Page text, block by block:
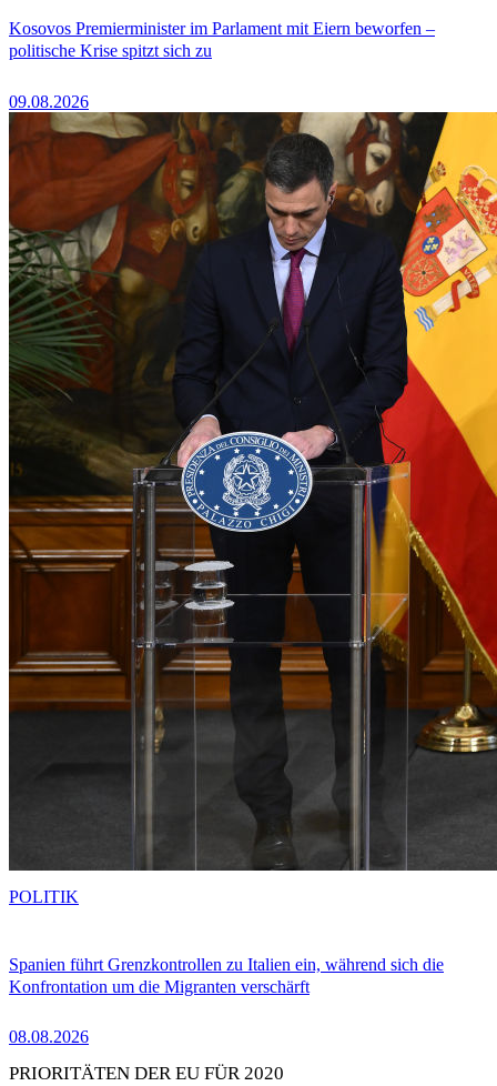
Kosovos Premierminister im Parlament mit Eiern beworfen –
politische Krise spitzt sich zu
09.08.2026
Spanien führt Grenzkontrollen zu Italien ein, während sich die
Konfrontation um die Migranten verschärft
08.08.2026
POLITIK
PRIORITÄTEN DER EU FÜR 2020